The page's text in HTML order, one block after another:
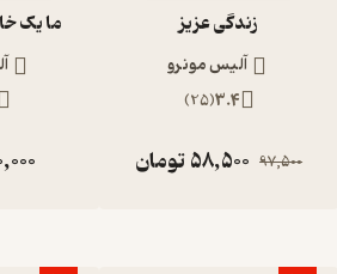
زندگی عزیز
آلیس مونرو
3.4
(
25
)
97,500
58,500تومان
ما یک